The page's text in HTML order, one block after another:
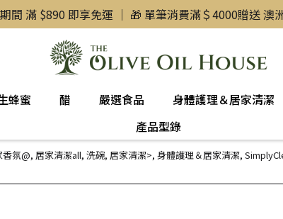
間 滿 $890 即享免運 ｜ 🎁 單筆消費滿＄4000贈送 澳
蜂蜜 醋 嚴選食品 身體護理＆居家清潔
產品型錄
氛@, 居家清潔all, 洗碗, 居家清潔>, 身體護理＆居家清潔,